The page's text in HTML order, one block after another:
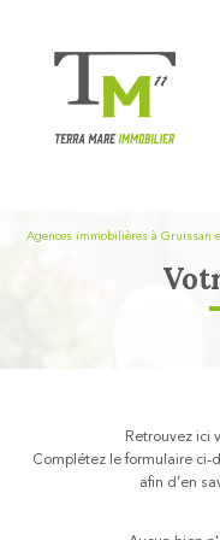
Agences immobilières à Gruissan
Retrouvez ici
Complétez le formulaire ci-
afin d’en